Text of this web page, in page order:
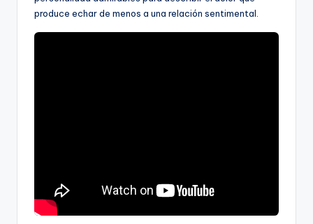
produce echar de menos a una relación sentimental.